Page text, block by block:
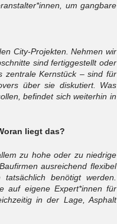
um gangbare
City-Projekten. Nehmen wir
sind fertiggestellt oder
zentrale Kernstück – sind für
über sie diskutiert. Was
befindet sich weiterhin in
liegt das?
zu hohe oder zu niedrige
ausreichend flexibel
benötigt werden.
auf eigene Expert*innen für
in der Lage, Asphalt